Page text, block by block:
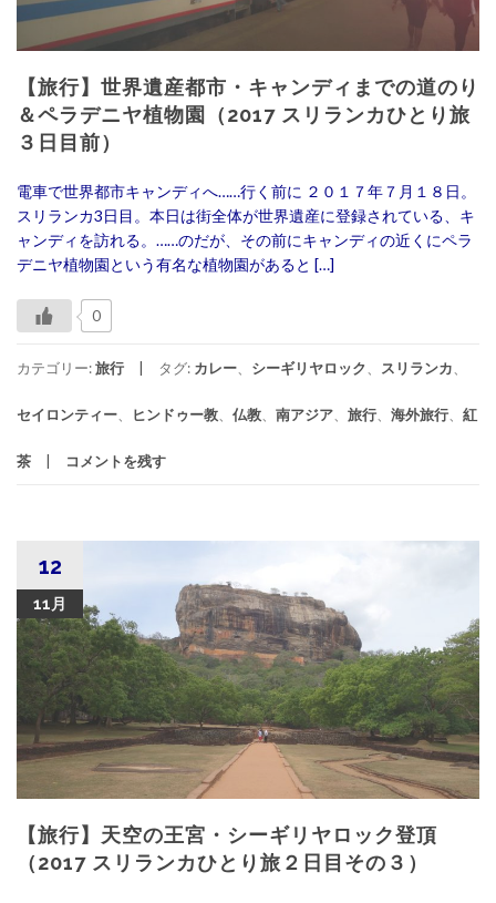
【旅行】世界遺産都市・キャンディまでの道のり
＆ペラデニヤ植物園（2017 スリランカひとり旅
３日目前）
電車で世界都市キャンディへ……行く前に ２０１７年７月１８日。
スリランカ3日目。本日は街全体が世界遺産に登録されている、キ
ャンディを訪れる。……のだが、その前にキャンディの近くにペラ
デニヤ植物園という有名な植物園があると […]
0
カテゴリー:旅行 タグ: カレー シーギリヤロック スリランカ
セイロンティー ヒンドゥー教 仏教 南アジア 旅行 海外旅行 紅
茶 コメントを残す
12
11月
【旅行】天空の王宮・シーギリヤロック登頂
（2017 スリランカひとり旅２日目その３）